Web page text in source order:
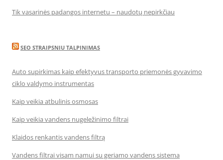
Tik vasarinės padangos internetu – naudotų nepirkčiau
SEO STRAIPSNIU TALPINIMAS
Auto supirkimas kaip efektyvus transporto priemonės gyvavimo
ciklo valdymo instrumentas
Kaip veikia atbulinis osmosas
Kaip veikia vandens nugeležinimo filtrai
Klaidos renkantis vandens filtrą
Vandens filtrai visam namui su geriamo vandens sistema